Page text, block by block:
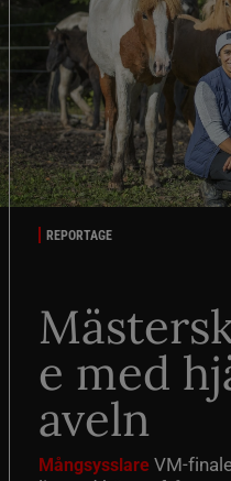
REPORTAGE
e med
aveln
Mångsysslare VM-